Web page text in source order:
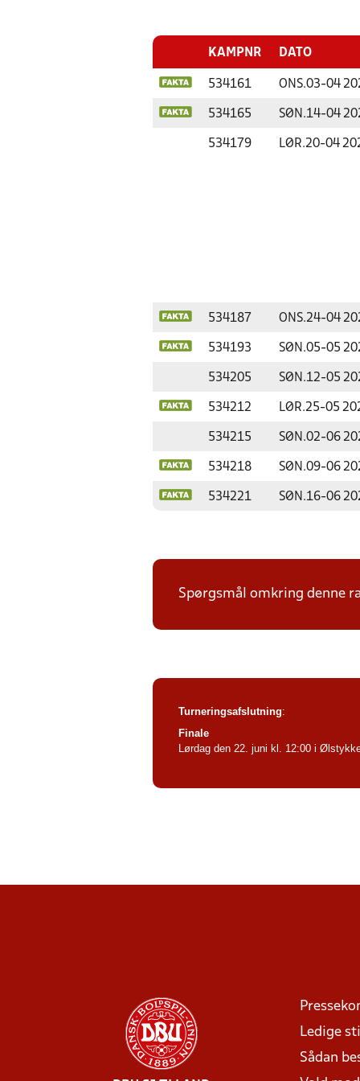
KAMPNR DATO
534161 ONS.03-04
534165 SØN.14-04
534179 LØR.20-04
534187 ONS.24-04
534193 SØN.05-05
534205 SØN.12-05
534212 LØR.25-05
534215 SØN.02-06
534218 SØN.09-06
534221 SØN.16-06
Spørgsmål omkring denne
Turneringsafslutning:
Finale
Lørdag den 22. juni kl. 12:00 i
Ledige
Sådan